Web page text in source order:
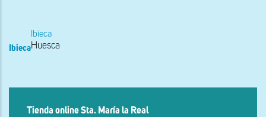
navegación
Ibieca
Ibieca
Huesca
Tienda online Sta. María la Real